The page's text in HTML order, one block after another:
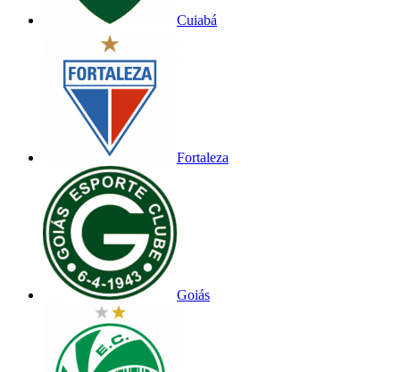
Cuiabá
Fortaleza
Goiás